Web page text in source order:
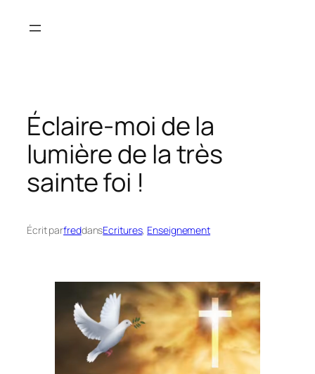
Éclaire-moi de la
lumière de la très
sainte foi !
Écrit parfreddansEcritures, Enseignement